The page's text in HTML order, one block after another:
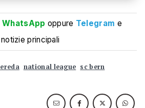
WhatsApp oppure Telegram e
principali
national league sc bern